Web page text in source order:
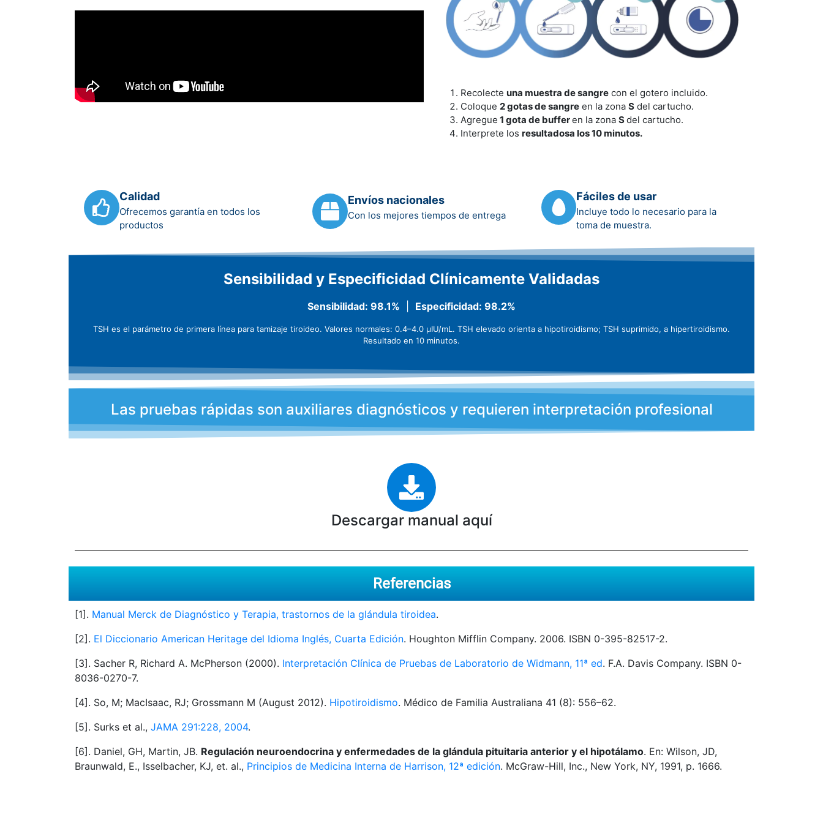
Recolecteuna muestra de sangre con el gotero incluido.
Coloque2 gotas de sangre en la zonaS del cartucho.
Agregue 1 gota de bufferen la zonaSdel cartucho.
Interprete losresultadosa los 10 minutos.
Calidad
Ofrecemos garantía en todos los
productos
Envíos nacionales
Con los mejores tiempos de entrega
Fáciles de usar
Incluye todo lo necesario para la
toma de muestra.
Sensibilidad y Especificidad Clínicamente Validadas
Sensibilidad: 98.1% Especificidad: 98.2%
TSH es el parámetro de primera línea para tamizaje tiroideo. Valores normales: 0.4–4.0 µIU/mL. TSH elevado orienta a hipotiroidismo; TSH suprimido, a hipertiroidismo.
Resultado en 10 minutos.
Las pruebas rápidas son auxiliares diagnósticos y requieren interpretación profesional
Descargar manual aquí
Referencias
[1]. Manual Merck de Diagnóstico y Terapia, trastornos de la glándula tiroidea.
[2]. El Diccionario American Heritage del Idioma Inglés, Cuarta Edición. Houghton Mifflin Company. 2006. ISBN 0-395-82517-2.
[3]. Sacher R, Richard A. McPherson (2000). Interpretación Clínica de Pruebas de Laboratorio de Widmann, 11ª ed. F.A. Davis Company. ISBN 0-
8036-0270-7.
[4]. So, M; MacIsaac, RJ; Grossmann M (August 2012). Hipotiroidismo. Médico de Familia Australiana 41 (8): 556–62.
[5]. Surks et al., JAMA 291:228, 2004.
[6]. Daniel, GH, Martin, JB. Regulación neuroendocrina y enfermedades de la glándula pituitaria anterior y el hipotálamo. En: Wilson, JD,
Braunwald, E., Isselbacher, KJ, et. al., Principios de Medicina Interna de Harrison, 12ª edición. McGraw-Hill, Inc., New York, NY, 1991, p. 1666.